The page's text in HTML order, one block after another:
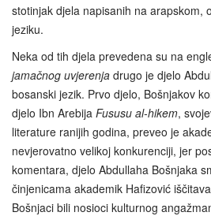
stotinjak djela napisanih na arapskom,
jeziku.
Neka od tih djela prevedena su na
jamačnog uvjerenja drugo je djelo
bosanski jezik. Prvo djelo, Bošnjakov
djelo Ibn Arebija Fususu al-hikem,
literature ranijih godina, preveo je
nevjerovatno velikoj konkurenciji, jer
komentara, djelo Abdullaha Bošnjaka
činjenicama akademik Hafizović
Bošnjaci bili nosioci kulturnog